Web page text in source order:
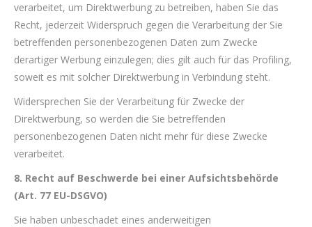
verarbeitet, um Direktwerbung zu betreiben, haben Sie das
Recht, jederzeit Widerspruch gegen die Verarbeitung der Sie
betreffenden personenbezogenen Daten zum Zwecke
derartiger Werbung einzulegen; dies gilt auch für das Profiling,
soweit es mit solcher Direktwerbung in Verbindung steht.
Widersprechen Sie der Verarbeitung für Zwecke der
Direktwerbung, so werden die Sie betreffenden
personenbezogenen Daten nicht mehr für diese Zwecke
verarbeitet.
8. Recht auf Beschwerde bei einer Aufsichtsbehörde
(Art. 77 EU-DSGVO)
Sie haben unbeschadet eines anderweitigen